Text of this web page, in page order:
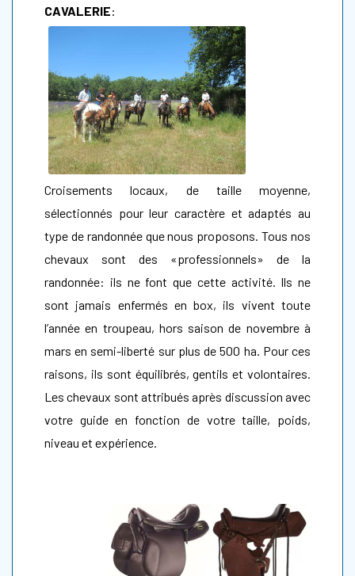
CAVALERIE:
Croisements locaux, de taille moyenne,
sélectionnés pour leur caractère et adaptés au
type de randonnée que nous proposons. Tous nos
chevaux sont des «professionnels» de la
randonnée: ils ne font que cette activité. Ils ne
sont jamais enfermés en box, ils vivent toute
l’année en troupeau, hors saison de novembre à
mars en semi-liberté sur plus de 500 ha. Pour ces
raisons, ils sont équilibrés, gentils et volontaires.
Les chevaux sont attribués après discussion avec
votre guide en fonction de votre taille, poids,
niveau et expérience.